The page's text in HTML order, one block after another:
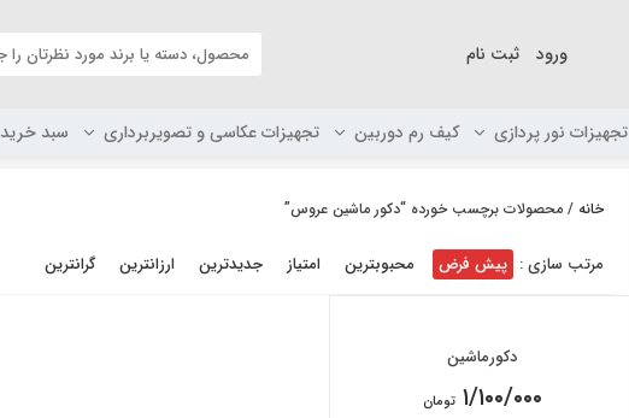
ورود ثبت نام
تجهیزات نور پردازی کیف رم دوربین تجهیزات عکاسی و تصویربرداری سبد خرید
خانه / محصولات برچسب خورده “دکور ماشین عروس”
مرتب سازی : پیش فرض محبوبترین امتیاز جدیدترین ارزانترین گرانترین
دکورماشین
۱/۱۰۰/۰۰۰ تومان